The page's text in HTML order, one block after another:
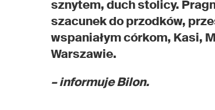
sznytem, duch stolicy.
szacunek do przodków,
wspaniałym córkom, Kasi,
Warszawie.
– informuje Bilon.